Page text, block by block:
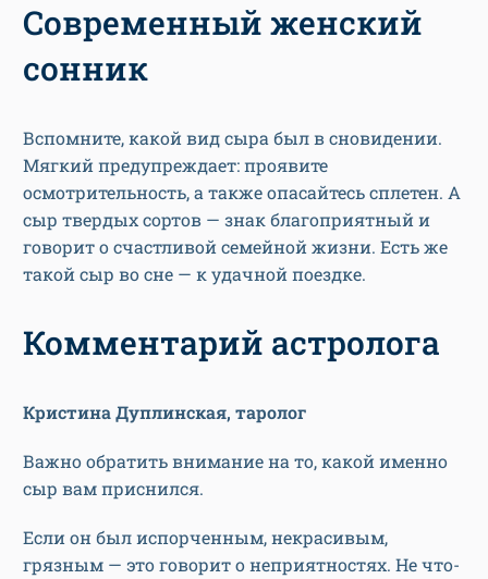
Современный женский
сонник
Вспомните, какой вид сыра был в сновидении.
Мягкий предупреждает: проявите
осмотрительность, а также опасайтесь сплетен. А
сыр твердых сортов — знак благоприятный и
говорит о счастливой семейной жизни. Есть же
такой сыр во сне — к удачной поездке.
Комментарий астролога
Кристина Дуплинская, таролог
Важно обратить внимание на то, какой именно
сыр вам приснился.
Если он был испорченным, некрасивым,
грязным — это говорит о неприятностях. Не что-